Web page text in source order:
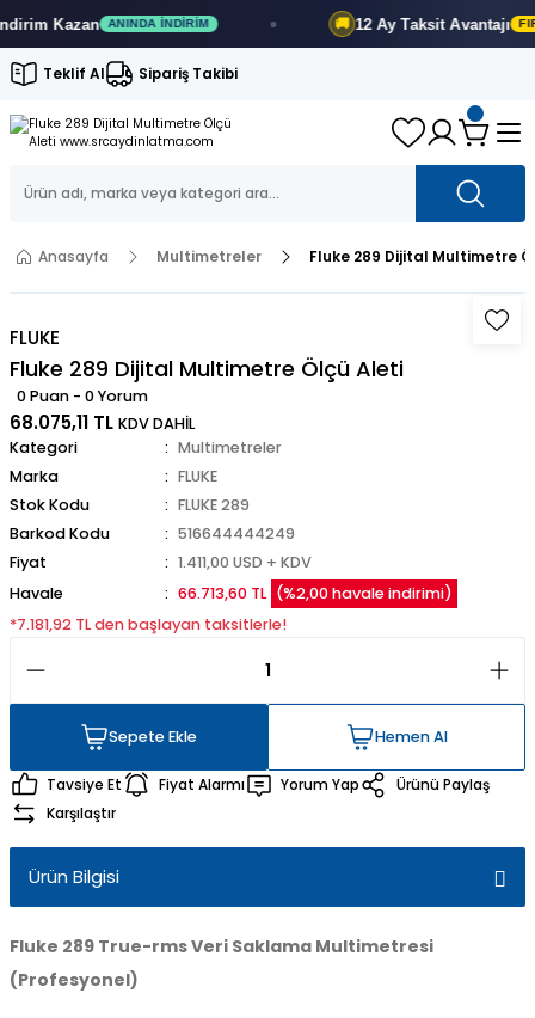
ANINDA İNDIRIM 12 Ay Taksit Avantajı FIRSATI KAÇIRMA
Teklif Al Sipariş Takibi
Anasayfa Multimetreler Fluke 289 Dijital Multimetre
FLUKE
Fluke 289 Dijital Multimetre Ölçü Aleti
0 Puan - 0 Yorum
68.075,11 TL KDV DAHİL
Kategori
Multimetreler
Marka
FLUKE
Stok Kodu
FLUKE 289
Barkod Kodu
516644444249
Fiyat
1.411,00 USD + KDV
Havale
66.713,60 TL (%2,00 havale indirimi)
*7.181,92 TL den başlayan taksitlerle!
Sepete Ekle
Hemen Al
Hemen Al
Tavsiye Et Fiyat Alarmı Yorum Yap
Ürünü Paylaş
Karşılaştır
Ürün Bilgisi
Fluke 289 True-rms Veri Saklama Multimetresi
(Profesyonel)